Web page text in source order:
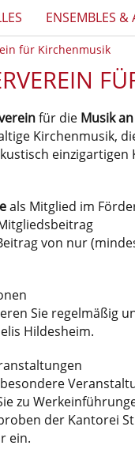
ENSEMBLES &
für Kirchenmusik
für die Musik
Kirchenmusik,
als Mitglied im
von nur
Sie regelmäßig
Hildesheim.
zu
der Kantorei
ein.